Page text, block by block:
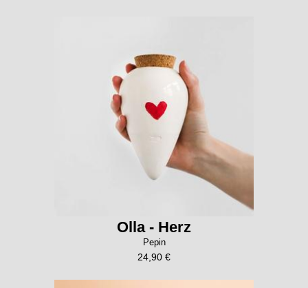
Olla - Herz
Pepin
24,90 €